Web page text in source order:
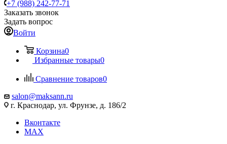
+7 (988) 242-77-71
Заказать звонок
Задать вопрос
Войти
Корзина0
Избранные товары0
Сравнение товаров0
salon@maksann.ru
г. Краснодар, ул. Фрунзе, д. 186/2
Вконтакте
MAX